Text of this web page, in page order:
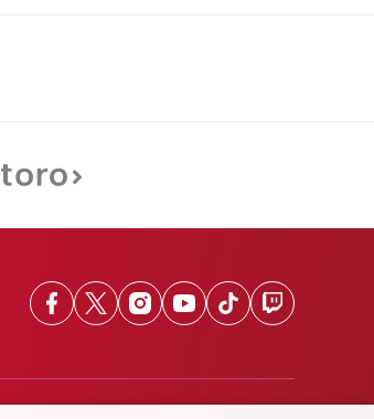
Facebook
X Instagram
Youtube
TikTokTwitch